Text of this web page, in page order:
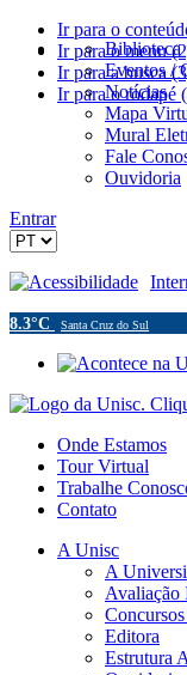
Ir para o
Ir para o menu
Ir para a busca
Ir para o rodapé
Biblioteca
Eventos /
Notícias
Mapa
Mural
Fale
Ouvidoria
Entrar
Acessibilidade
8.3°C Santa Cruz do Sul
Onde Estamos
Tour Virtual
Trabalhe
Contato
A Unisc
A
Avaliação
Editora
Estrutura